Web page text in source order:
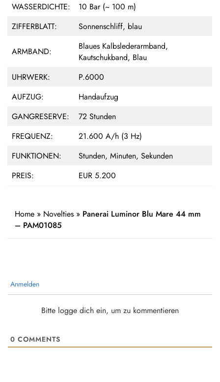
WASSERDICHTE:
10 Bar (~ 100 m)
ZIFFERBLATT:
Sonnenschliff, blau
ARMBAND:
Blaues Kalbslederarmband,
Kautschukband, Blau
UHRWERK:
P.6000
AUFZUG:
Handaufzug
GANGRESERVE:
72 Stunden
FREQUENZ:
21.600 A/h (3 Hz)
FUNKTIONEN:
Stunden, Minuten, Sekunden
PREIS:
EUR 5.200
Home » Novelties » Panerai Luminor Blu Mare 44 mm
– PAM01085
Anmelden
Bitte logge dich ein, um zu kommentieren
0 COMMENTS